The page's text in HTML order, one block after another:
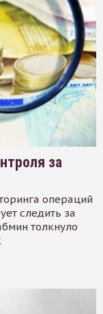
за
операций
следить за
толкнуло